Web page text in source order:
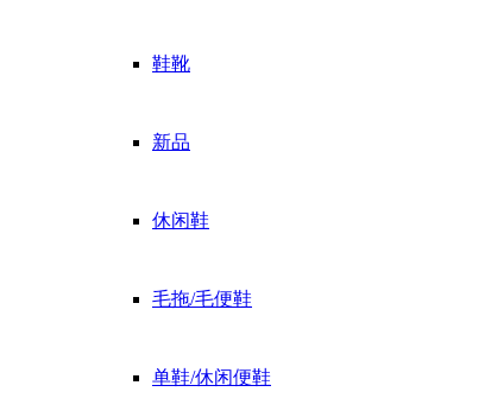
鞋靴
新品
休闲鞋
毛拖/毛便鞋
单鞋/休闲便鞋